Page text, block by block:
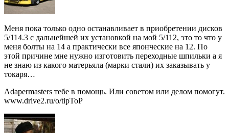
Меня пока только одно останавливает в приобретении дисков
5/114.3 с дальнейшей их установкой на мой 5/112, это то что у
меня болты на 14 а практически все японческие на 12. По
этой причине мне нужно изготовить переходные шпильки а я
не знаю из какого матерьяла (марки стали) их заказывать у
токаря…
Adapermasters тебе в помощь. Или советом или делом помогут.
www.drive2.ru/o/tipToP